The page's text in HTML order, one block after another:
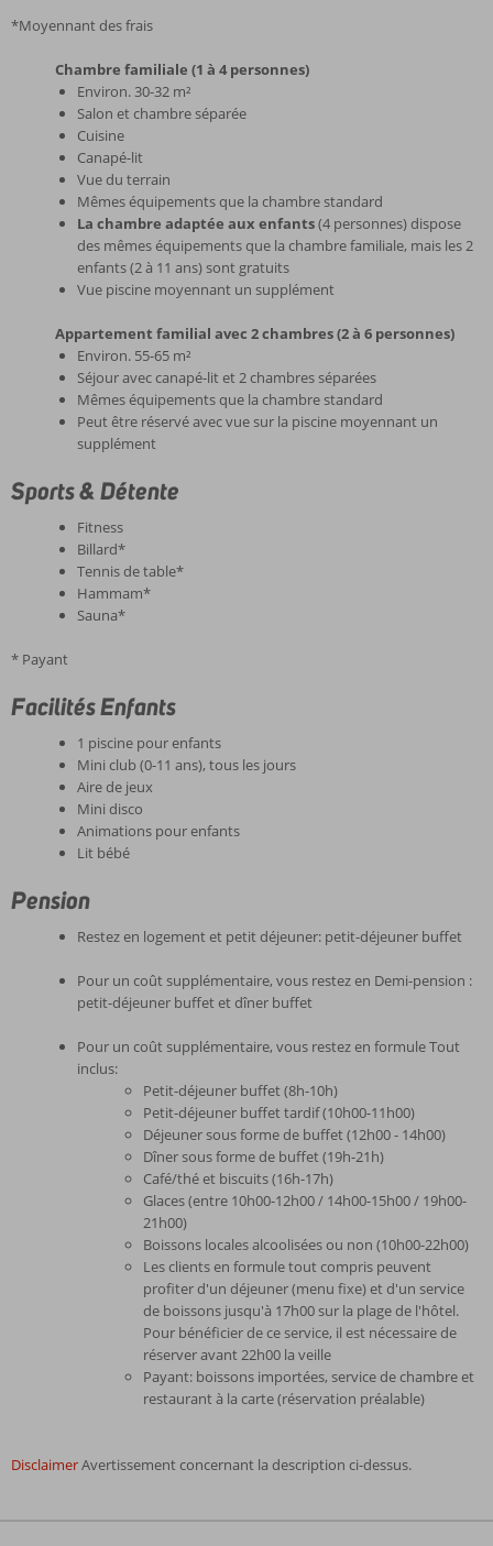
*Moyennant des frais
Chambre familiale (1 à 4 personnes)
Environ. 30-32 m²
Salon et chambre séparée
Cuisine
Canapé-lit
Vue du terrain
Mêmes équipements que la chambre standard
La chambre adaptée aux enfants(4 personnes) dispose
des mêmes équipements que la chambre familiale, mais les 2
enfants (2 à 11 ans) sont gratuits
Vue piscine moyennant un supplément
Appartement familial avec 2 chambres (2 à 6 personnes)
Environ. 55-65 m²
Séjour avec canapé-lit et 2 chambres séparées
Mêmes équipements que la chambre standard
Peut être réservé avec vue sur la piscine moyennant un
supplément
Sports & Détente
Fitness
Billard*
Tennis de table*
Hammam*
Sauna*
* Payant
Facilités Enfants
1 piscine pour enfants
Mini club (0-11 ans), tous les jours
Aire de jeux
Mini disco
Animations pour enfants
Lit bébé
Pension
Restez en logement et petit déjeuner: petit-déjeuner buffet
Pour un coût supplémentaire, vous restez en Demi-pension :
petit-déjeuner buffet et dîner buffet
Pour un coût supplémentaire, vous restez en formule Tout
inclus:
Petit-déjeuner buffet (8h-10h)
Petit-déjeuner buffet tardif (10h00-11h00)
Déjeuner sous forme de buffet (12h00 - 14h00)
Dîner sous forme de buffet (19h-21h)
Café/thé et biscuits (16h-17h)
Glaces (entre 10h00-12h00 / 14h00-15h00 / 19h00-
21h00)
Boissons locales alcoolisées ou non (10h00-22h00)
Les clients en formule tout compris peuvent
profiter d'un déjeuner (menu fixe) et d'un service
de boissons jusqu'à 17h00 sur la plage de l'hôtel.
Pour bénéficier de ce service, il est nécessaire de
réserver avant 22h00 la veille
Payant: boissons importées, service de chambre et
restaurant à la carte (réservation préalable)
DisclaimerAvertissement concernant la description ci-dessus.